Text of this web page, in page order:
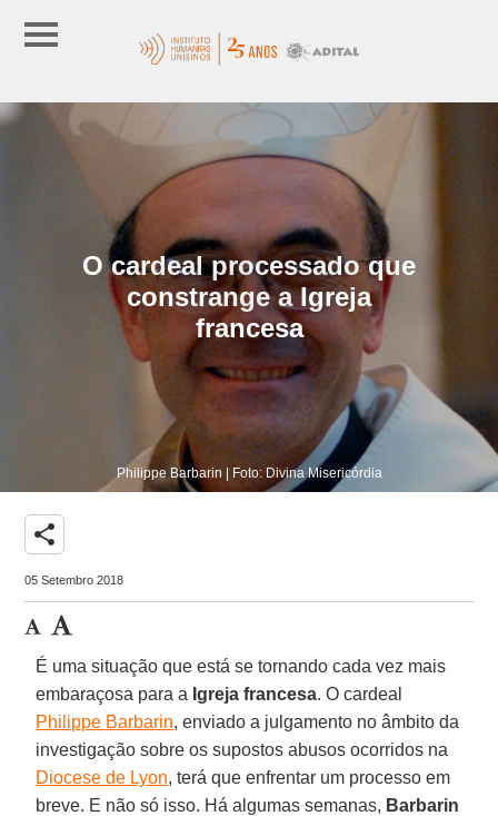
O cardeal processado que
constrange a Igreja
francesa
Philippe Barbarin | Foto: Divina Misericórdia
share
05 Setembro 2018
É uma situação que está se tornando cada vez mais
embaraçosa para a Igreja francesa. O cardeal
Philippe Barbarin, enviado a julgamento no âmbito da
investigação sobre os supostos abusos ocorridos na
Diocese de Lyon, terá que enfrentar um processo em
breve. E não só isso. Há algumas semanas, Barbarin